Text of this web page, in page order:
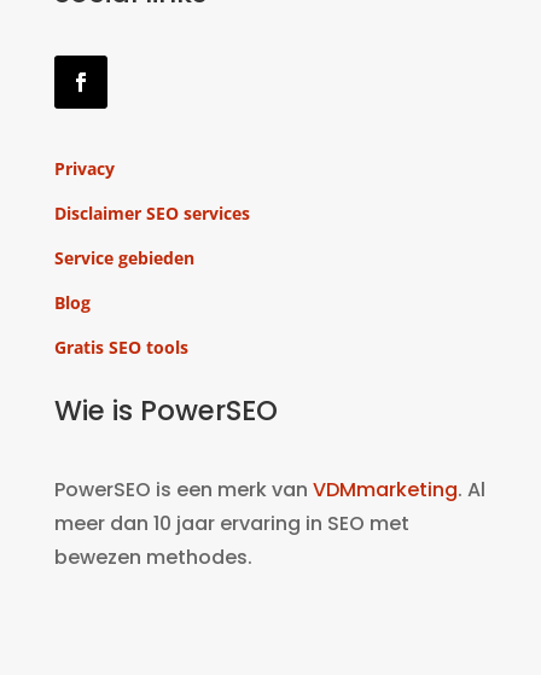
Privacy
Disclaimer SEO services
Service gebieden
Blog
Gratis SEO tools
Wie is PowerSEO
PowerSEO is een merk van VDMmarketing. Al
meer dan 10 jaar ervaring in SEO met
bewezen methodes.